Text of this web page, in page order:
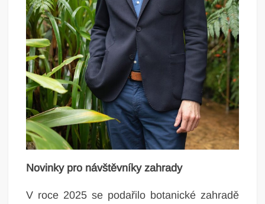
Novinky pro návštěvníky zahrady
V roce 2025 se podařilo botanické zahradě